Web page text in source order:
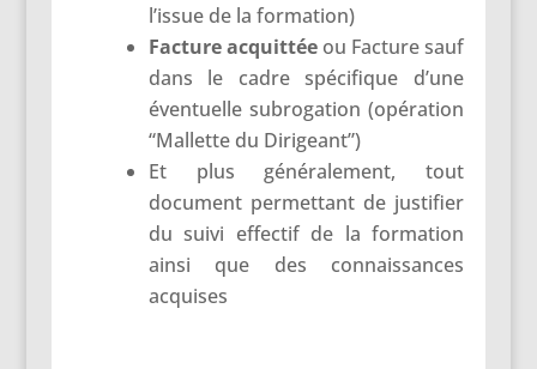
l’issue de la formation)
Facture acquittéeou Facture sauf
dans le cadre spécifique d’une
éventuelle subrogation (opération
“Mallette du Dirigeant”)
Et plus généralement, tout
document permettant de justifier
du suivi effectif de la formation
ainsi que des connaissances
acquises